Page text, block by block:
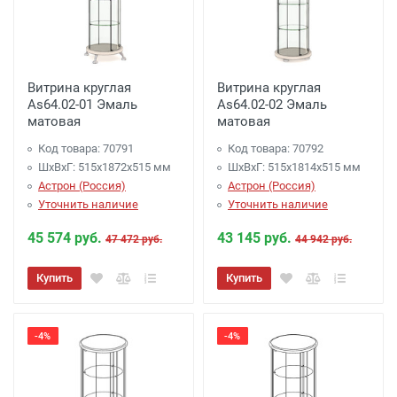
80 000 руб. -
Доставка до терминала ТК
на сумму менее
80 000 руб.
* -города отправителя,
Список ТК :
Подъем Мебели (Крупногабаритные вещи)
первый)
Подъем от 700 рублей при использовании
грузового лифта
Сборка: 10% от стоимости (но не менее 1500
рублей)
Витрина круглая
As64.02-01 Эмаль
матовая
Код товара: 70791
ШхВхГ: 515х1872х515 мм
Астрон (Россия)
Уточнить наличие
45 574 руб. 47 472 руб.
Купить
Витрина круглая
As64.02-02 Эмаль
матовая
Код товара: 70792
ШхВхГ: 515х1814х515 мм
Астрон (Россия)
Уточнить наличие
43 145 руб. 44 942 руб.
Купить
-4% -4%